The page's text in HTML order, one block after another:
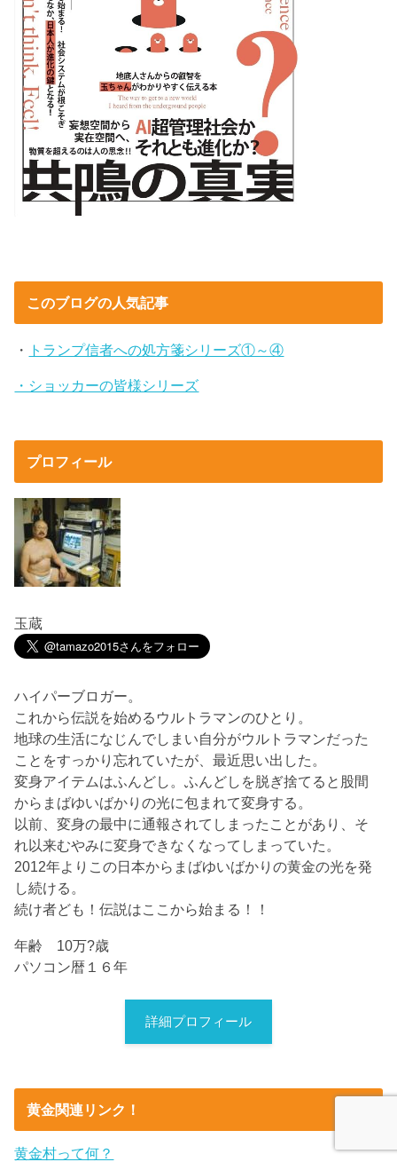
このブログの人気記事
・ トランプ信者への処方箋シリーズ①～④
・ショッカーの皆様シリーズ
プロフィール
玉蔵
ハイパーブロガー。
これから伝説を始めるウルトラマンのひとり。
地球の生活になじんでしまい自分がウルトラマンだった
ことをすっかり忘れていたが、最近思い出した。
変身アイテムはふんどし。ふんどしを脱ぎ捨てると股間
からまばゆいばかりの光に包まれて変身する。
以前、変身の最中に通報されてしまったことがあり、そ
れ以来むやみに変身できなくなってしまっていた。
2012年よりこの日本からまばゆいばかりの黄金の光を発
し続ける。
続け者ども！伝説はここから始まる！！
年齢 10万?歳
パソコン暦１６年
詳細プロフィール
黄金関連リンク！
黄金村って何？